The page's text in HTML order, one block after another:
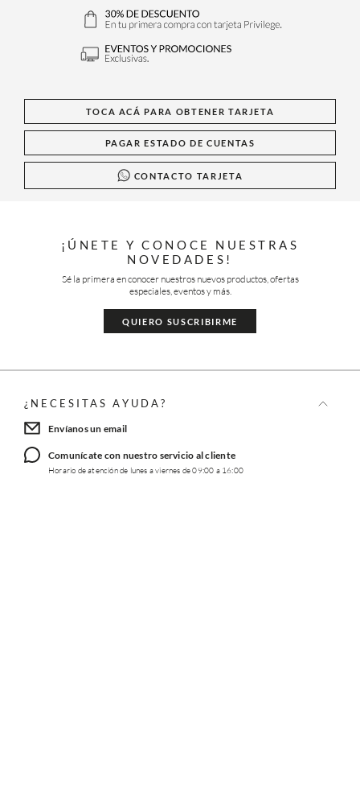
TOCA ACÁ PARA OBTENER TARJETA
PAGAR ESTADO DE CUENTAS
CONTACTO TARJETA
¡ÚNETE Y CONOCE NUESTRAS
NOVEDADES!
Sé la primera en conocer nuestros nuevos productos, ofertas
especiales, eventos y más.
QUIERO SUSCRIBIRME
¿NECESITAS AYUDA?
Envíanos un email
Comunícate con nuestro servicio al cliente
Horario de atención de lunes a viernes de 09:00 a 16:00